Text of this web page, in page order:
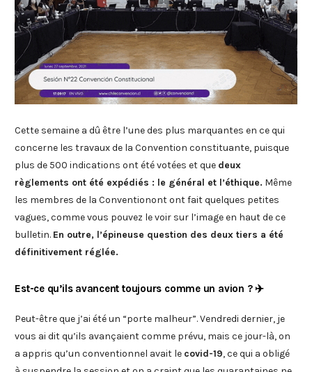
Cette semaine a dû être l’une des plus marquantes en ce qui
concerne les travaux de la Convention constituante, puisque
plus de 500 indications ont été votées et que deux
règlements ont été expédiés : le général et l’éthique. Même
les membres de la Conventionont ont fait quelques petites
vagues, comme vous pouvez le voir sur l’image en haut de ce
bulletin. En outre, l’épineuse question des deux tiers a été
définitivement réglée.
Est-ce qu’ils avancent toujours comme un avion ? ✈️
Peut-être que j’ai été un “porte malheur”. Vendredi dernier, je
vous ai dit qu’ils avançaient comme prévu, mais ce jour-là, on
a appris qu’un conventionnel avait le covid-19, ce qui a obligé